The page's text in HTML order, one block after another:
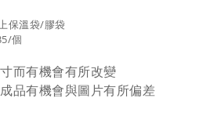
保溫袋/膠袋
個
而有機會有所改變
品有機會與圖片有所偏差